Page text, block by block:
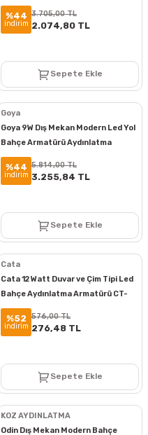
Bollard Aydınlatma GY 6261
%44
indirim
3.705,00 TL
2.074,80 TL
Sepete Ekle
Goya
Goya 9W Dış Mekan Modern Led Yol
Bahçe Armatürü Aydınlatma
Bollard Aydınlatma GY 6265
%44
indirim
5.814,00 TL
3.255,84 TL
Sepete Ekle
Cata
Cata 12 Watt Duvar ve Çim Tipi Led
Bahçe Aydınlatma Armatürü CT-
7303
%52
indirim
576,00 TL
276,48 TL
Sepete Ekle
KOZ AYDINLATMA
Odin Dış Mekan Modern Bahçe